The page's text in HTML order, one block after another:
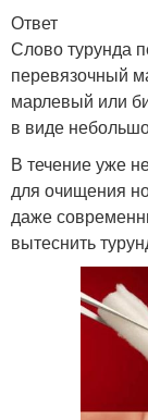
Ответ
Слово турунда
перевязочный
марлевый или
в виде
В течение уже
для очищения
даже
вытеснить